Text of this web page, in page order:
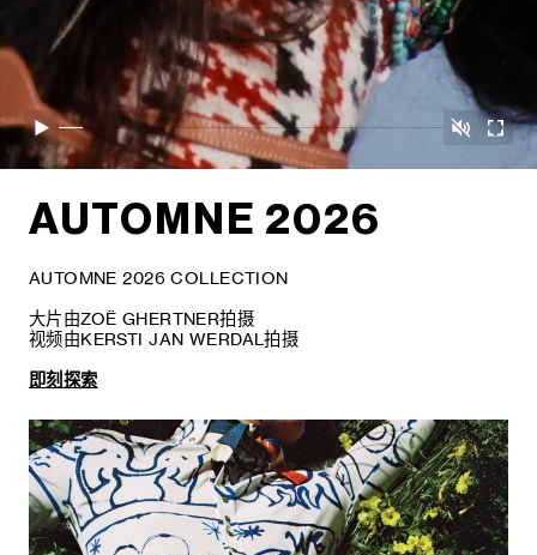
播放 取消静音
开
AUTOMNE 2026
AUTOMNE 2026 COLLECTION
大片由ZOË GHERTNER拍摄
视频由KERSTI JAN WERDAL拍摄
即刻探索